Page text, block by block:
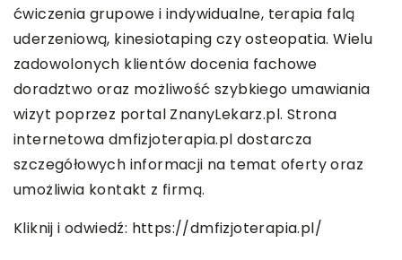
ćwiczenia grupowe i indywidualne, terapia falą
uderzeniową, kinesiotaping czy osteopatia. Wielu
zadowolonych klientów docenia fachowe
doradztwo oraz możliwość szybkiego umawiania
wizyt poprzez portal ZnanyLekarz.pl. Strona
internetowa dmfizjoterapia.pl dostarcza
szczegółowych informacji na temat oferty oraz
umożliwia kontakt z firmą.
Kliknij i odwiedź: https://dmfizjoterapia.pl/